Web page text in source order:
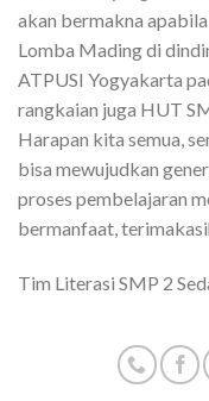
akan bermakna
Lomba Mading di
ATPUSI Yogyakarta
rangkaian juga HUT
Harapan kita semua,
bisa mewujudkan
proses pembelajaran
bermanfaat,
Tim Literasi SMP 2